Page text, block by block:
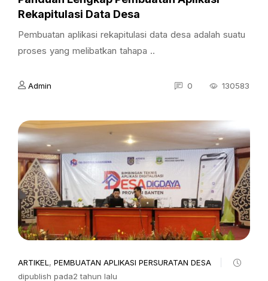
Rekapitulasi Data Desa
Pembuatan aplikasi rekapitulasi data desa adalah suatu
proses yang melibatkan tahapa ..
Admin 0 130583
ARTIKEL , PEMBUATAN APLIKASI PERSURATAN DESA
dipublish pada2 tahun lalu